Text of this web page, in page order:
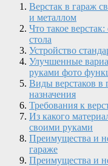
Верстак в гараж
и металлом
Что такое
стола
Устройство
Улучшенные
руками фото
Виды верстаков в
назначения
Требования к
Из какого
своими руками
Преимущества и
гараже
Преимущества и